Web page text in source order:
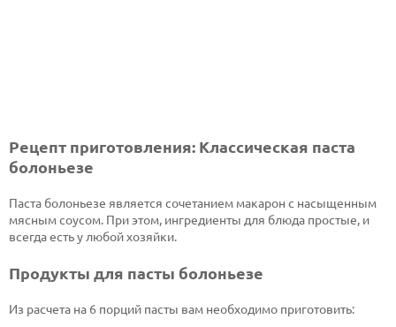
Рецепт приготовления: Классическая паста
болоньезе
Паста болоньезе является сочетанием макарон с насыщенным
мясным соусом. При этом, ингредиенты для блюда простые, и
всегда есть у любой хозяйки.
Продукты для пасты болоньезе
Из расчета на 6 порций пасты вам необходимо приготовить: